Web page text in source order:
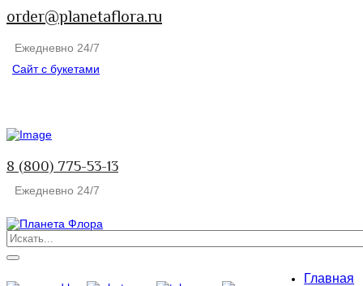
order@planetaflora.ru
Ежедневно 24/7
Сайт с букетами
8 (800) 775-53-13
Ежедневно 24/7
Главная